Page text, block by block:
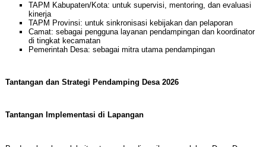
TAPM Kabupaten/Kota: untuk supervisi, mentoring, dan evaluasi
kinerja
TAPM Provinsi: untuk sinkronisasi kebijakan dan pelaporan
Camat: sebagai pengguna layanan pendampingan dan koordinator
di tingkat kecamatan
Pemerintah Desa: sebagai mitra utama pendampingan
Tantangan dan Strategi Pendamping Desa 2026
Tantangan Implementasi di Lapangan